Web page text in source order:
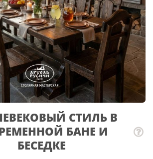
СТИЛЬ В
БАНЕ И
БЕСЕДКЕ